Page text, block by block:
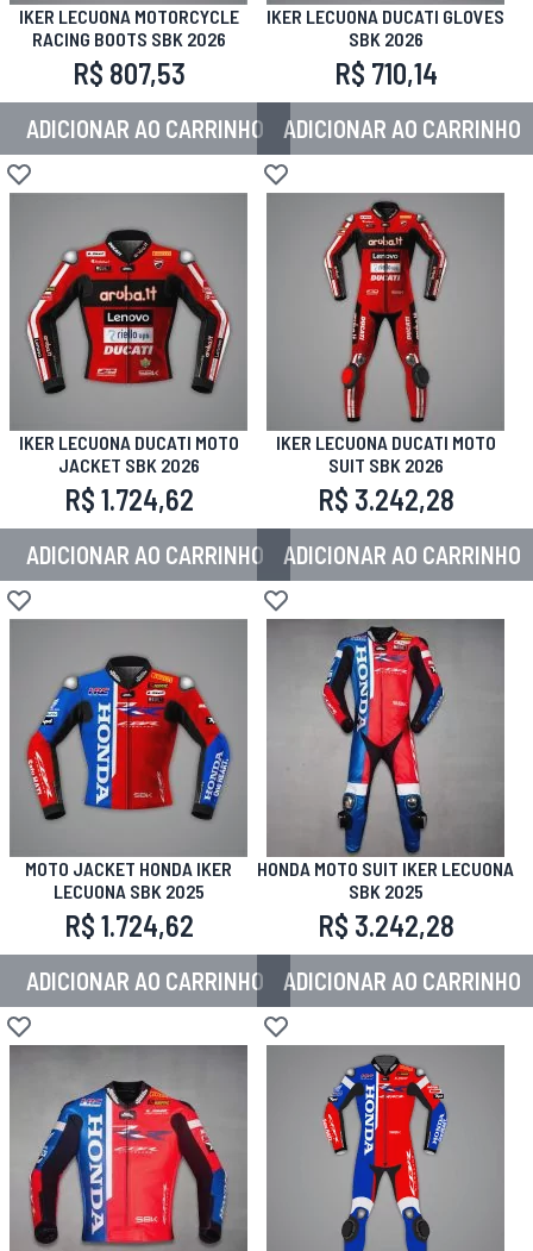
IKER LECUONA MOTORCYCLE
RACING BOOTS SBK 2026
R$ 807,53
ADICIONAR AO CARRINHO
Adicionar à lista de desejos
IKER LECUONA DUCATI GLOVES
SBK 2026
R$ 710,14
ADICIONAR AO CARRINHO
Adicionar à lista de desejos
IKER LECUONA DUCATI MOTO
JACKET SBK 2026
R$ 1.724,62
ADICIONAR AO CARRINHO
Adicionar à lista de desejos
IKER LECUONA DUCATI MOTO
SUIT SBK 2026
R$ 3.242,28
ADICIONAR AO CARRINHO
Adicionar à lista de desejos
MOTO JACKET HONDA IKER
LECUONA SBK 2025
R$ 1.724,62
ADICIONAR AO CARRINHO
Adicionar à lista de desejos
HONDA MOTO SUIT IKER LECUONA
SBK 2025
R$ 3.242,28
ADICIONAR AO CARRINHO
Adicionar à lista de desejos